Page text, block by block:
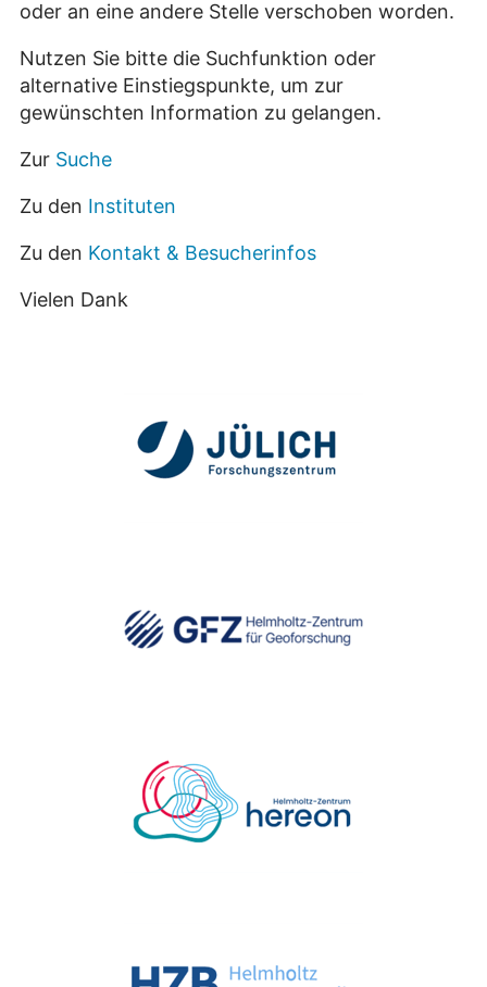
oder an eine andere Stelle verschoben worden.
Nutzen Sie bitte die Suchfunktion oder
alternative Einstiegspunkte, um zur
gewünschten Information zu gelangen.
Zur Suche
Zu den Instituten
Zu den Kontakt & Besucherinfos
Vielen Dank